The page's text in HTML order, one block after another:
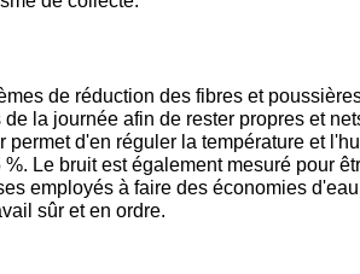
de réduction des fibres et
la journée afin de rester propres et
permet d'en réguler la température et
Le bruit est également mesuré pour
employés à faire des économies
sûr et en ordre.